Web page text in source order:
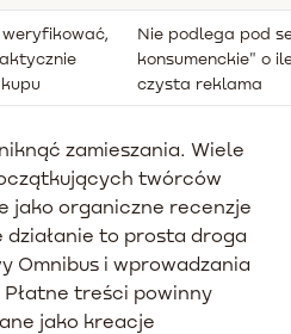
Nie podlega pod
konsumenckie" o
czysta reklama
zamieszania. Wiele
twórców
jako organiczne recenzje
działanie to prosta droga
Omnibus i wprowadzania
Płatne treści powinny
jako kreacje